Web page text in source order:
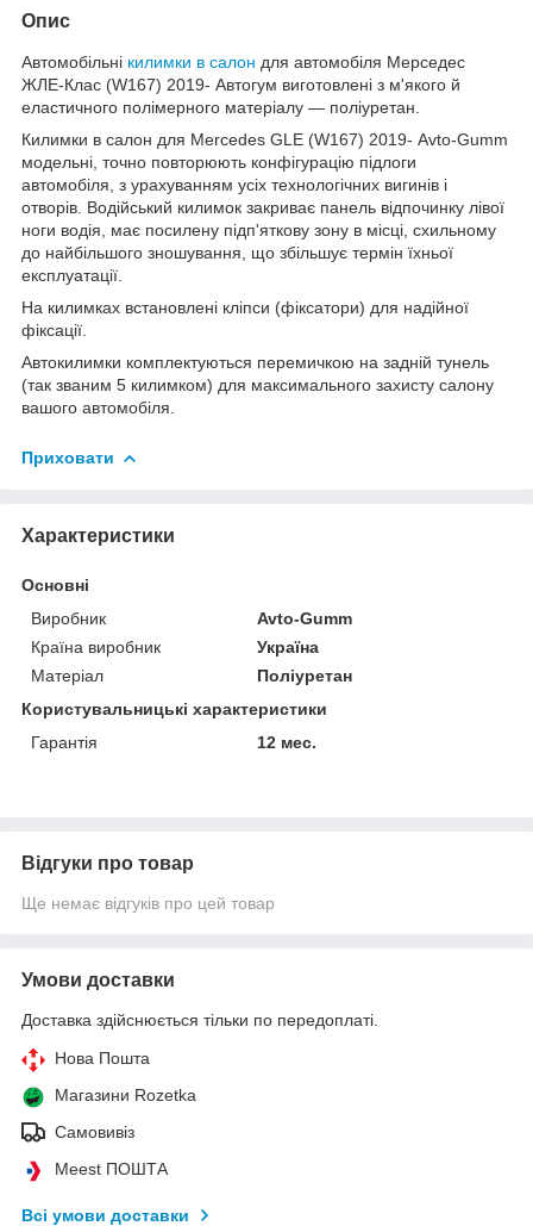
Опис
Автомобільні килимки в салон для автомобіля Мерседес
ЖЛЕ-Клас (W167) 2019- Автогум виготовлені з м'якого й
еластичного полімерного матеріалу — поліуретан.
Килимки в салон для Mercedes GLE (W167) 2019- Avto-Gumm
модельні, точно повторюють конфігурацію підлоги
автомобіля, з урахуванням усіх технологічних вигинів і
отворів. Водійський килимок закриває панель відпочинку лівої
ноги водія, має посилену підп'яткову зону в місці, схильному
до найбільшого зношування, що збільшує термін їхньої
експлуатації.
На килимках встановлені кліпси (фіксатори) для надійної
фіксації.
Автокилимки комплектуються перемичкою на задній тунель
(так званим 5 килимком) для максимального захисту салону
вашого автомобіля.
Приховати
Характеристики
Основні
Виробник
Avto-Gumm
Країна виробник
Україна
Матеріал
Поліуретан
Користувальницькі характеристики
Гарантія
12 мес.
Відгуки про товар
Ще немає відгуків про цей товар
Умови доставки
Доставка здійснюється тільки по передоплаті.
Нова Пошта
Магазини Rozetka
Самовивіз
Meest ПОШТА
Всі умови доставки